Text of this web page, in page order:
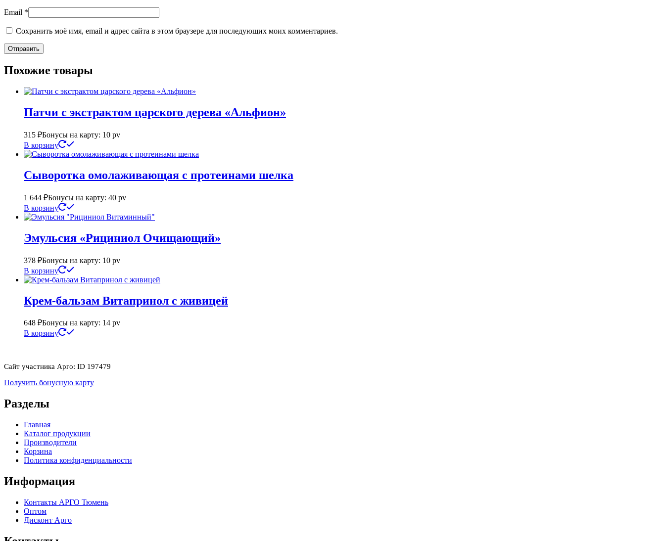
Email *
Сохранить моё имя, email и адрес сайта в этом браузере для последующих моих комментариев.
Похожие товары
Патчи с экстрактом царского дерева «Альфион»
315 ₽Бонусы на карту: 10 pv
В корзину
Сыворотка омолаживающая с протеинами шелка
1 644 ₽Бонусы на карту: 40 pv
В корзину
Эмульсия «Рициниол Очищающий»
378 ₽Бонусы на карту: 10 pv
В корзину
Крем-бальзам Витапринол с живицей
648 ₽Бонусы на карту: 14 pv
В корзину
Сайт участника Арго: ID 197479
Получить бонусную карту
Разделы
Главная
Каталог продукции
Производители
Корзина
Политика конфиденциальности
Информация
Контакты АРГО Тюмень
Оптом
Дисконт Арго